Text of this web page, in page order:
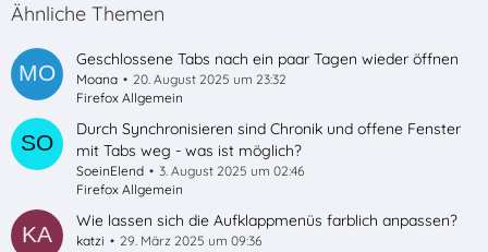
Ähnliche Themen
Geschlossene Tabs nach ein paar Tagen wieder öffnen
Moana
20. August 2025 um 23:32
Firefox Allgemein
Durch Synchronisieren sind Chronik und offene Fenster
mit Tabs weg - was ist möglich?
SoeinElend
3. August 2025 um 02:46
Firefox Allgemein
Wie lassen sich die Aufklappmenüs farblich anpassen?
katzi
29. März 2025 um 09:36